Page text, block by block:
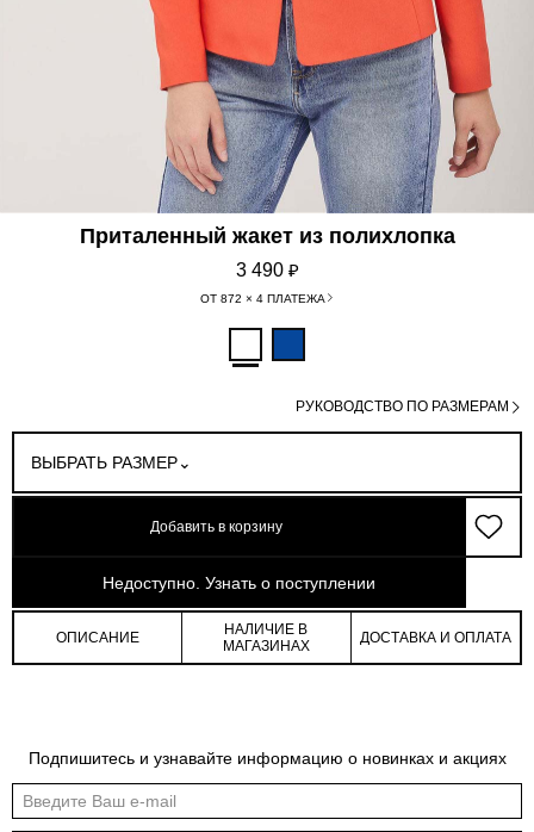
Приталенный жакет из полихлопка
3 490 ₽
ОТ 872 × 4 ПЛАТЕЖА
ВЫБРАТЬ РАЗМЕР
РУКОВОДСТВО ПО РАЗМЕРАМ
Добавить в корзину
Недоступно. Узнать о поступлении
арт: 0-3140408-022
Общая таблица размеров показывает нашу стандартную размерную линейку
Международный
размер
размер
груди
талии
бедер
ОПИСАНИЕ
НАЛИЧИЕ В
МАГАЗИНАХ
ДОСТАВКА И ОПЛАТА
Подпишитесь и узнавайте информацию о новинках и акциях